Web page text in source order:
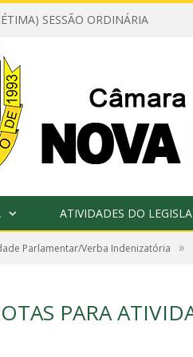
SESSÃO ORDINÁRIA
ATIVIDADES DO
Parlamentar/Verba Indenizatória »
PARA